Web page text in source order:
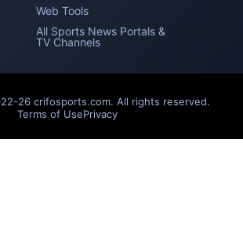
Web Tools
All Sports News Portals &
TV Channels
26 crifosports.com. All rights reserved.
Terms of UsePrivacy